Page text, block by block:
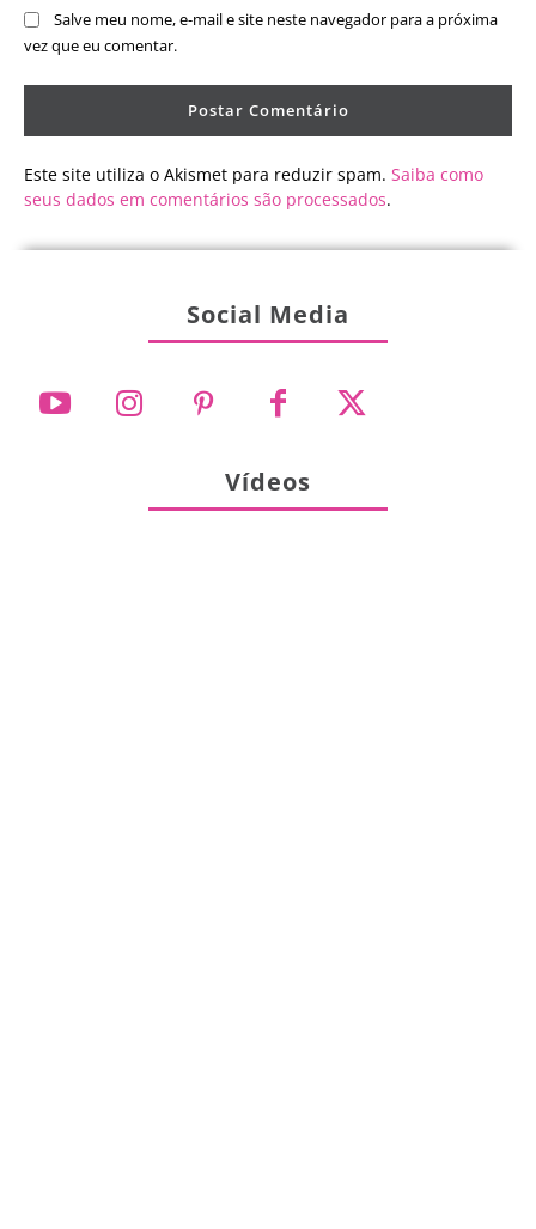
Salve meu nome, e-mail e site neste navegador para a próxima
vez que eu comentar.
Este site utiliza o Akismet para reduzir spam. Saiba como
seus dados em comentários são processados.
Social Media
Vídeos